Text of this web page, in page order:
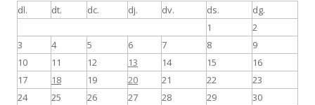
dl.
dt. dc. dj. dv. ds. dg.
1
2
3
4 5 6 7 8
9
10
11 12 13 14 15
16
17
18 19 20 21 22
23
24
25 26 27 28 29
30